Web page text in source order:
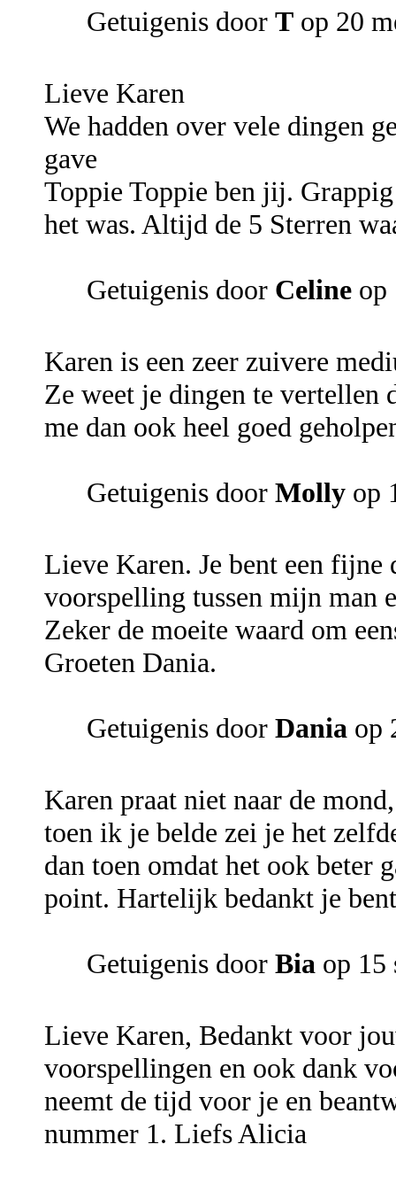
Getuigenis door T op 20
Lieve Karen
We hadden over vele dingen
gave
Toppie Toppie ben jij.
het was. Altijd de 5 Sterren
Getuigenis door Celine op
Karen is een zeer zuivere
Ze weet je dingen te vertellen
me dan ook heel goed
Getuigenis door Molly op
Lieve Karen. Je bent een fijne
voorspelling tussen mijn man
Zeker de moeite waard om
Groeten Dania.
Getuigenis door Dania op
Karen praat niet naar de
toen ik je belde zei je het
dan toen omdat het ook beter
point. Hartelijk bedankt je
Getuigenis door Bia op 15
Lieve Karen, Bedankt voor
voorspellingen en ook dank
neemt de tijd voor je en
nummer 1. Liefs Alicia